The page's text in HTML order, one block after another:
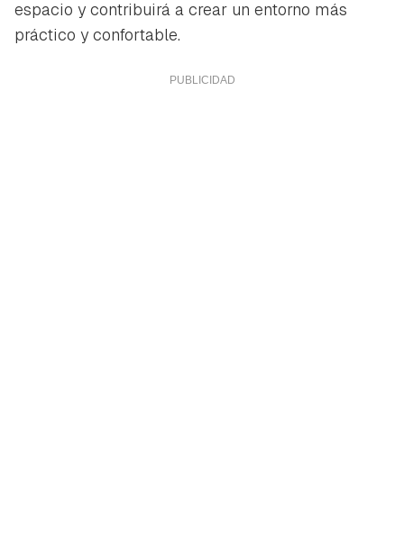
espacio y contribuirá a crear un entorno más
práctico y confortable.